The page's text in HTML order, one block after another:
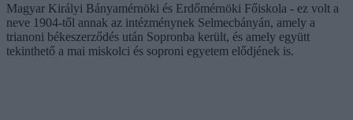
Magyar Királyi Bányamérnöki és Erdőmérnöki Főiskola - ez volt a
neve 1904-től annak az intézménynek Selmecbányán, amely a
trianoni békeszerződés után Sopronba került, és amely együtt
tekinthető a mai miskolci és soproni egyetem elődjének is.